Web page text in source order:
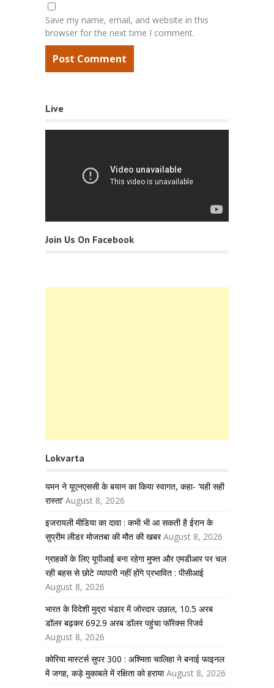
Save my name, email, and website in this
browser for the next time I comment.
Live
Join Us On Facebook
Lokvarta
यमन ने यूएनएससी के बयान का किया स्वागत, कहा- ‘यही सही
रास्ता’ August 8, 2026
इजरायली मीडिया का दावा : कभी भी आ सकती है ईरान के
सुप्रीम लीडर मोजतबा की मौत की खबर August 8, 2026
ग्राहकों के लिए यूपीआई बना रहेगा मुफ्त और एमडीआर पर चल
रही बहस से छोटे व्यापारी नहीं होंगे प्रभावित : पीसीआई
August 8, 2026
भारत के विदेशी मुद्रा भंडार में जोरदार उछाल, 10.5 अरब
डॉलर बढ़कर 692.9 अरब डॉलर पहुंचा फॉरेक्स रिजर्व
August 8, 2026
कोरिया मास्टर्स सुपर 300 : अश्मिता चालिहा ने बनाई फाइनल
में जगह, कड़े मुकाबले में रक्षिता को हराया August 8, 2026